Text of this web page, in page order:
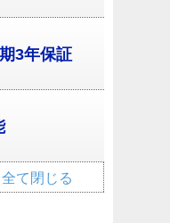
3年保証
全て閉じる